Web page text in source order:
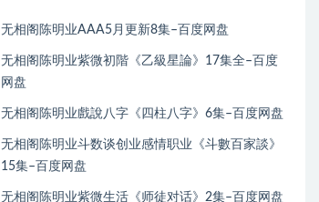
无相阁陈明业AAA5月更新8集–百度网盘
无相阁陈明业紫微初階《乙級星論》17集全–百度
网盘
无相阁陈明业戲說八字《四柱八字》6集–百度网盘
无相阁陈明业斗数谈创业感情职业《斗數百家談》
15集–百度网盘
无相阁陈明业紫微生活《师徒对话》2集–百度网盘